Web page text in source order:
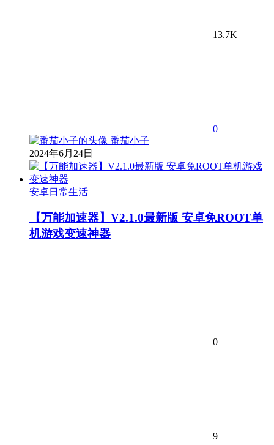
13.7K
0
番茄小子
2024年6月24日
安卓日常生活
【万能加速器】V2.1.0最新版 安卓免ROOT单
机游戏变速神器
0
9